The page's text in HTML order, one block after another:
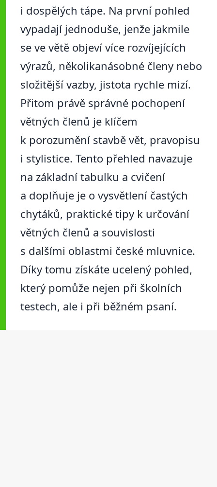
i dospělých tápe. Na první pohled
vypadají jednoduše, jenže jakmile
se ve větě objeví více rozvíjejících
výrazů, několikanásobné členy nebo
složitější vazby, jistota rychle mizí.
Přitom právě správné pochopení
větných členů je klíčem
k porozumění stavbě vět, pravopisu
i stylistice. Tento přehled navazuje
na základní tabulku a cvičení
a doplňuje je o vysvětlení častých
chytáků, praktické tipy k určování
větných členů a souvislosti
s dalšími oblastmi české mluvnice.
Díky tomu získáte ucelený pohled,
který pomůže nejen při školních
testech, ale i při běžném psaní.